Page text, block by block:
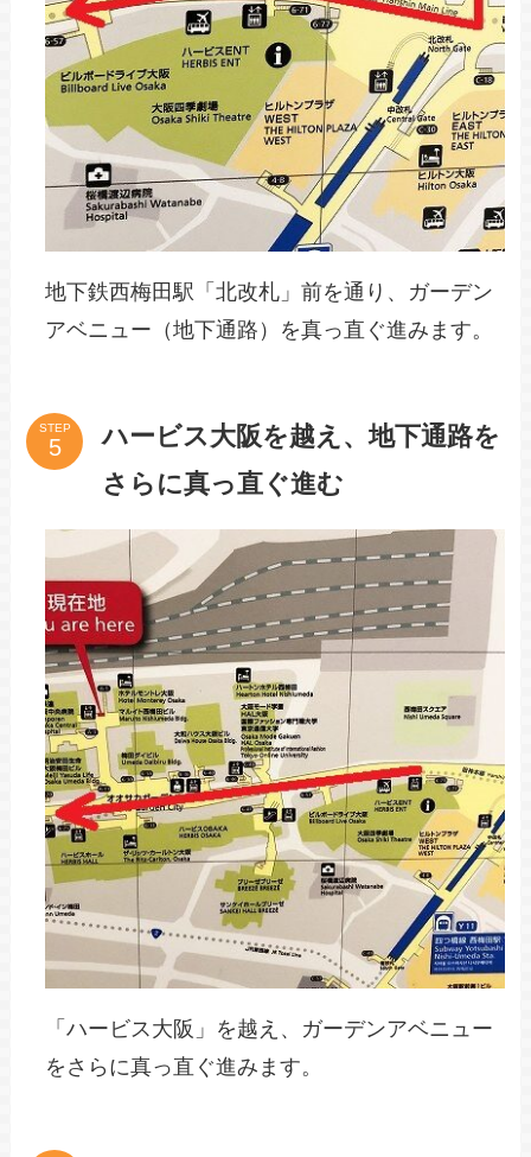
地下鉄西梅田駅「北改札」前を通り、ガーデン
アベニュー（地下通路）を真っ直ぐ進みます。
STEP
ハービス大阪を越え、地下通路を
さらに真っ直ぐ進む
「ハービス大阪」を越え、ガーデンアベニュー
をさらに真っ直ぐ進みます。